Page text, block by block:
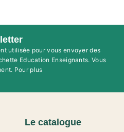
utilisée pour vous envoyer des
Education Enseignants. Vous
Pour plus
Le catalogue